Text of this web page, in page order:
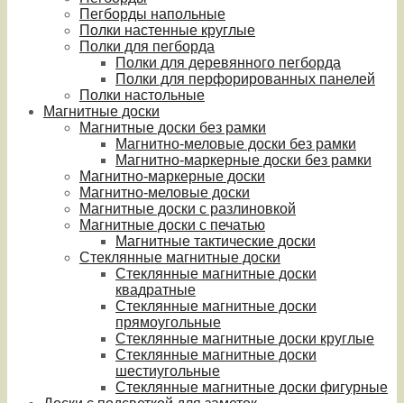
Пегборды напольные
Полки настенные круглые
Полки для пегборда
Полки для деревянного пегборда
Полки для перфорированных панелей
Полки настольные
Магнитные доски
Магнитные доски без рамки
Магнитно-меловые доски без рамки
Магнитно-маркерные доски без рамки
Магнитно-маркерные доски
Магнитно-меловые доски
Магнитные доски с разлиновкой
Магнитные доски с печатью
Магнитные тактические доски
Стеклянные магнитные доски
Стеклянные магнитные доски
квадратные
Стеклянные магнитные доски
прямоугольные
Стеклянные магнитные доски круглые
Стеклянные магнитные доски
шестиугольные
Стеклянные магнитные доски фигурные